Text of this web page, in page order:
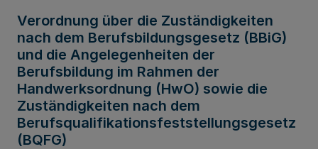
Verordnung über die Zuständigkeiten
nach dem Berufsbildungsgesetz (BBiG)
und die Angelegenheiten der
Berufsbildung im Rahmen der
Handwerksordnung (HwO) sowie die
Zuständigkeiten nach dem
Berufsqualifikationsfeststellungsgesetz
(BQFG)